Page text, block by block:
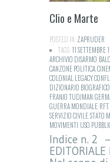
Clio e Marte
POSTED IN:ZAPRUDER
TAGS:11 SETTEMBRE
ARCHIVIO DISARMO
CANZONE POLITICA
COLONIAL LEGACY,
DIZIONARIO
FRANJO TUDJMAN
GUERRA MONDIALE RFT,
SERVIZIO CIVILESTATO
MOVIMENTI USO
Indice n. 2